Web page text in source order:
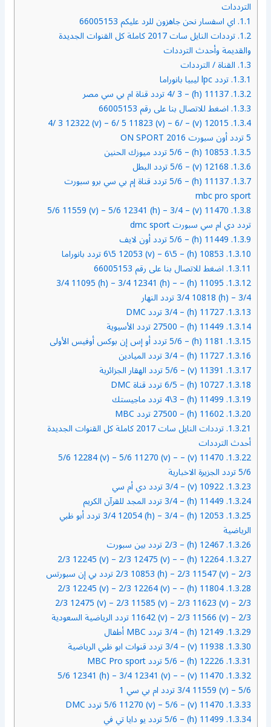
الترددات
1.1. اي اسفسار نحن جاهزون للرد عليكم 66005153
1.2.
ترددات النايل سات 2017 كاملة كل القنوات الجديدة
والقديمة وأحدث الترددات
1.3. القناة / الترددات
1.3.1. تردد lpc ليبيا بانوراما
1.3.2. 11137 (h) – 4/ 3 تردد قناة ام بي سي مصر
1.3.3. اضغط للاتصال بنا على رقم 66005153
1.3.4.
12015 (v) – 4/ 3 12322 (v) – 6/ 5 11823 (v) – 6/
5 تردد أون سبورت ON SPORT 2016
1.3.5.
1.3.6.
1.3.7.
11137 (h) – 5/6 تردد قناة إم بي سي برو سبورت
mbc pro sport
1.3.8.
11470 (v) – 5/6 11559 (v) – 5/6 12341 (h) – 3/4
تردد دي ام سي سبورت dmc sport
1.3.9.
1.3.10.
1.3.11. اضغط للاتصال بنا على رقم 66005153
1.3.12.
11095 (h) – 3/4 11095 (h) – 3/4 12341 (h) –
3/4 10818 (h) – 3/4 تردد النهار
1.3.13. 11727 (h) – 3/4 تردد DMC
1.3.14.
1.3.15.
1.3.16. 11727 (h) – 3/4 تردد الميادين
1.3.17.
1.3.18. 10727 (h) – 6/5 تردد قناة DMC
1.3.19.
1.3.20. 11602 (h) – 27500 تردد MBC
1.3.21.
ترددات النايل سات 2017 كاملة كل القنوات الجديدة
أحدث الترددات
1.3.22.
11470 (v) – 5/6 12284 (v) – 5/6 11270 (v) –
5/6 تردد الجزيرة الاخبارية
1.3.23. 10922 (v) – 3/4 تردد دي أم سي
1.3.24.
1.3.25.
12053 (h) – 3/4 12054 (h) – 3/4 تردد أبو ظبي
الرياضية
1.3.26. 12467 (h) – 2/3 تردد بين سبورت
1.3.27.
12264 (h) – 2/3 12245 (v) – 2/3 12475 (v) –
2/3 10853 (h) – 2/3 11547 (v) – 2/3 تردد بي إن سبورتس
1.3.28.
11804 (h) – 2/3 12245 (v) – 2/3 12264 (v) –
2/3 12475 (v) – 2/3 11585 (v) – 2/3 11623 (v) – 2/3
11642 (v) – 2/3 11566 (v) – 2/3 تردد الرياضية السعودية
1.3.29.
1.3.30.
1.3.31.
1.3.32.
11470 (v) – 5/6 12341 (h) – 3/4 12341 (v) –
3/4 11559 (v) – 5/6 تردد ام بي سي 1
1.3.33.
1.3.34.